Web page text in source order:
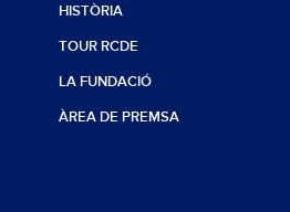
HISTÒRIA
TOUR RCDE
LA FUNDACIÓ
ÀREA DE PREMSA